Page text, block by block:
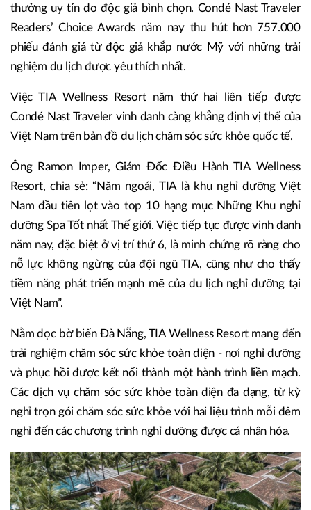
thưởng uy tín do độc giả bình chọn. Condé Nast Traveler
Readers’ Choice Awards năm nay thu hút hơn 757.000
phiếu đánh giá từ độc giả khắp nước Mỹ với những trải
nghiệm du lịch được yêu thích nhất.
Việc TIA Wellness Resort năm thứ hai liên tiếp được
Condé Nast Traveler vinh danh càng khẳng định vị thế của
Việt Nam trên bản đồ du lịch chăm sóc sức khỏe quốc tế.
Ông Ramon Imper, Giám Đốc Điều Hành TIA Wellness
Resort, chia sẻ: “Năm ngoái, TIA là khu nghỉ dưỡng Việt
Nam đầu tiên lọt vào top 10 hạng mục Những Khu nghỉ
dưỡng Spa Tốt nhất Thế giới. Việc tiếp tục được vinh danh
năm nay, đặc biệt ở vị trí thứ 6, là minh chứng rõ ràng cho
nỗ lực không ngừng của đội ngũ TIA, cũng như cho thấy
tiềm năng phát triển mạnh mẽ của du lịch nghỉ dưỡng tại
Việt Nam”.
Nằm dọc bờ biển Đà Nẵng, TIA Wellness Resort mang đến
trải nghiệm chăm sóc sức khỏe toàn diện - nơi nghỉ dưỡng
và phục hồi được kết nối thành một hành trình liền mạch.
Các dịch vụ chăm sóc sức khỏe toàn diện đa dạng, từ kỳ
nghỉ trọn gói chăm sóc sức khỏe với hai liệu trình mỗi đêm
nghỉ đến các chương trình nghỉ dưỡng được cá nhân hóa.